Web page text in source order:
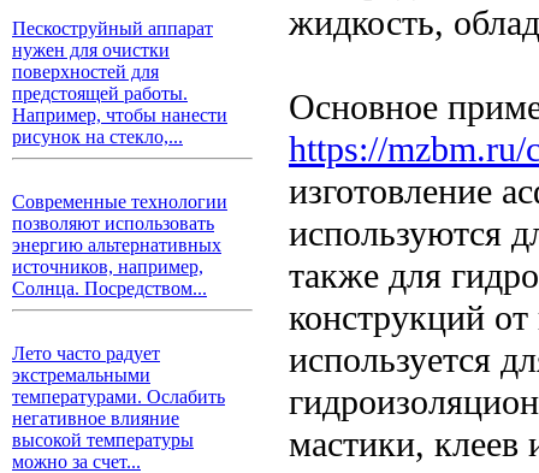
Пескоструйный аппарат
нужен для очистки
поверхностей для
предстоящей работы.
Например, чтобы нанести
рисунок на стекло,...
Современные технологии
позволяют использовать
энергию альтернативных
источников, например,
Солнца. Посредством...
Лето часто радует
экстремальными
температурами. Ослабить
негативное влияние
высокой температуры
можно за счет...
жидкость,
Основное
https://
изготовление
используются
также для
конструкций
используется
мастики, клеев